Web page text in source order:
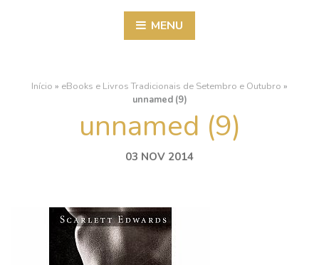
MENU
Início » eBooks e Livros Tradicionais de Setembro e Outubro »
unnamed (9)
unnamed (9)
03 NOV 2014